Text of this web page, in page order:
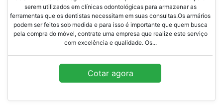
serem utilizados em clínicas odontológicas para armazenar as
ferramentas que os dentistas necessitam em suas consultas.Os armários
podem ser feitos sob medida e para isso é importante que quem busca
pela compra do móvel, contrate uma empresa que realize este serviço
com excelência e qualidade. Os...
Cotar agora